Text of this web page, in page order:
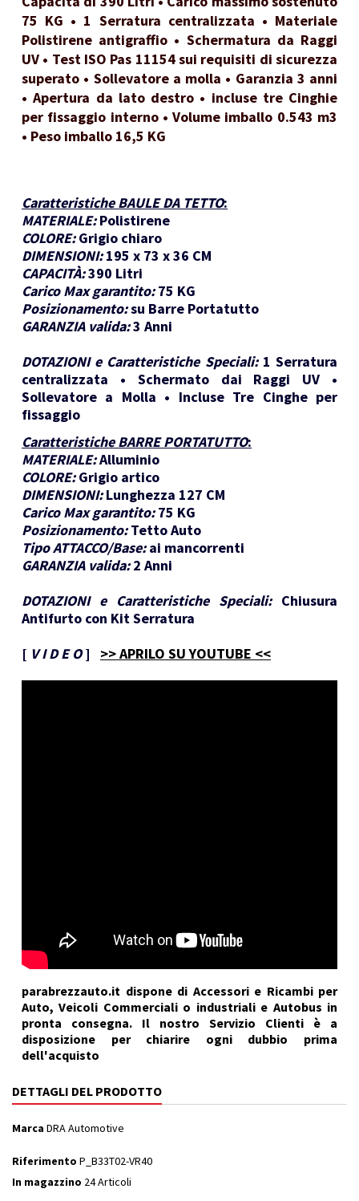
75 KG • 1 Serratura centralizzata • Materiale
Polistirene antigraffio • Schermatura da Raggi
UV • Test ISO Pas 11154 sui requisiti di sicurezza
superato • Sollevatore a molla • Garanzia 3 anni
• Apertura da lato destro • incluse tre Cinghie
per fissaggio interno • Volume imballo 0.543 m3
• Peso imballo 16,5 KG
Caratteristiche BAULE DA TETTO:
MATERIALE: Polistirene
COLORE: Grigio chiaro
DIMENSIONI: 195 x 73 x 36 CM
CAPACITÀ:390 Litri
Carico Max garantito: 75 KG
Posizionamento:su Barre Portatutto
GARANZIA valida:3 Anni
DOTAZIONI e Caratteristiche Speciali: 1 Serratura
centralizzata • Schermato dai Raggi UV •
Sollevatore a Molla • Incluse Tre Cinghe per
fissaggio
Caratteristiche BARRE PORTATUTTO:
MATERIALE:Alluminio
COLORE: Grigio artico
DIMENSIONI: Lunghezza 127 CM
Carico Max garantito: 75 KG
Posizionamento: Tetto Auto
Tipo ATTACCO/Base: ai mancorrenti
GARANZIA valida: 2 Anni
DOTAZIONI e Caratteristiche Speciali: Chiusura
Antifurto con Kit Serratura
[ V I D E O] >> APRILO SU YOUTUBE <<
parabrezzauto.it dispone di Accessori e Ricambi per
Auto, Veicoli Commerciali o industriali e Autobus in
pronta consegna. Il nostro Servizio Clienti è a
disposizione per chiarire ogni dubbio prima
dell'acquisto
DETTAGLI DEL PRODOTTO
Marca DRA Automotive
Riferimento P_B33T02-VR40
In magazzino 24 Articoli